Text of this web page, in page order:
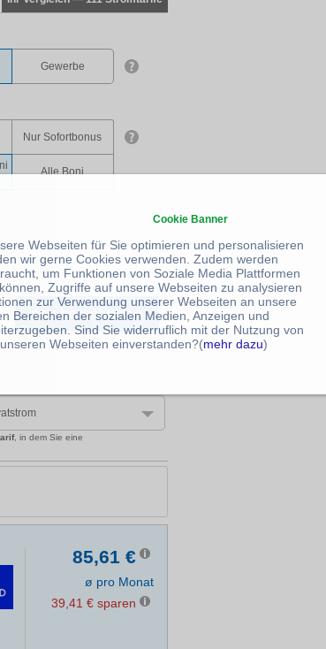
Cookie Banner
Webseiten für Sie optimieren und personalisieren
wir gerne Cookies verwenden. Zudem werden
um Funktionen von Soziale Media Plattformen
Zugriffe auf unsere Webseiten zu analysieren
zur Verwendung unserer Webseiten an unsere
Bereichen der sozialen Medien, Anzeigen und
Sind Sie widerruflich mit der Nutzung von
Webseiten einverstanden?(mehr dazu)